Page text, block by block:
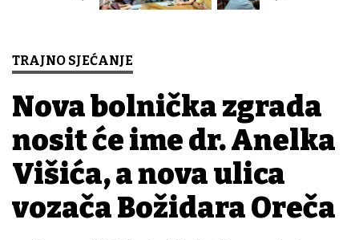
TRAJNO SJEĆANJE
Nova bolnička zgrada
nosit će ime dr. Anđelka
Višića, a nova ulica
vozača Božidara Oreča